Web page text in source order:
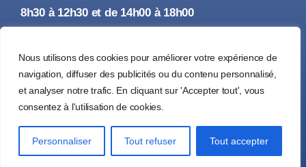
Nous utilisons des cookies pour améliorer votre expérience de
navigation, diffuser des publicités ou du contenu personnalisé,
et analyser notre trafic. En cliquant sur 'Accepter tout', vous
consentez à l'utilisation de cookies.
Personnaliser Tout refuser Tout accepter
8h30 à 12h30 et de 14h00 à 18h00
8h30 à 12h30 et de 14h00 à 17h00
© 2026 • Tous droits réservés •Mentions Légales